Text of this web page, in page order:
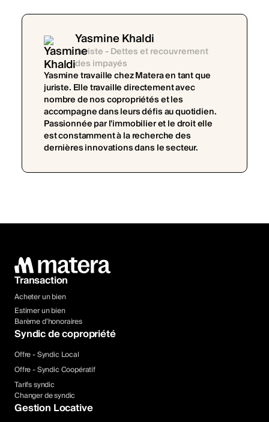
Yasmine Khaldi
Juriste - Dettes et recouvrement
des impayés
Yasmine travaille chez Matera en tant que
juriste. Elle travaille directement avec
nombre de nos copropriétés et les
accompagne dans leurs défis au quotidien.
Passionnée par l'immobilier et le droit elle
est constamment à la recherche des
dernières innovations dans le secteur.
Transaction
Acheter un bien
Estimer un bien
Barème d’honoraires
Syndic de copropriété
Offre - Syndic Local
Offre - Syndic Coopératif
Tarifs syndic
Changer de syndic
Gestion Locative